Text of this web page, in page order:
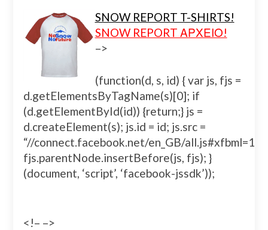
SNOW REPORT T-SHIRTS!
SNOW REPORT ΑΡΧΕΙΟ!
–>
(function(d, s, id) { var js, fjs =
d.getElementsByTagName(s)[0]; if
(d.getElementById(id)) {return;} js =
d.createElement(s); js.id = id; js.src =
“//connect.facebook.net/en_GB/
fjs.parentNode.insertBefore(js, fjs); }
(document, ‘script’, ‘facebook-jssdk’));
<!– –>